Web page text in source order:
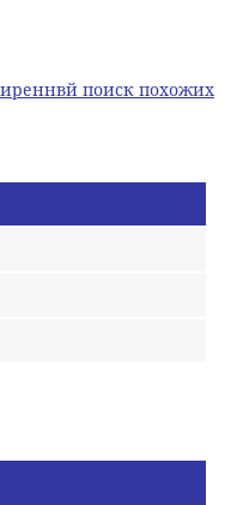
поиск похожих